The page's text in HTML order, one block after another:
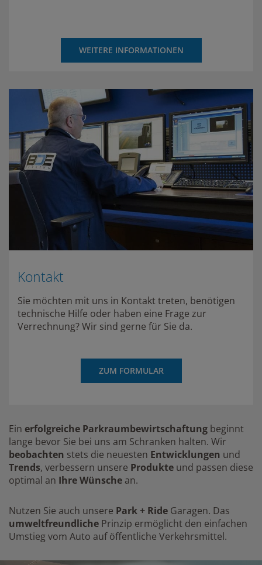
WEITERE INFORMATIONEN
Kontakt
Sie möchten mit uns in Kontakt treten, benötigen
technische Hilfe oder haben eine Frage zur
Verrechnung? Wir sind gerne für Sie da.
ZUM FORMULAR
Ein erfolgreiche Parkraumbewirtschaftung beginnt
lange bevor Sie bei uns am Schranken halten. Wir
beobachten stets die neuesten Entwicklungen und
Trends, verbessern unsere Produkte und passen diese
optimal an Ihre Wünsche an.
Nutzen Sie auch unsere Park + Ride Garagen. Das
umweltfreundliche Prinzip ermöglicht den einfachen
Umstieg vom Auto auf öffentliche Verkehrsmittel.